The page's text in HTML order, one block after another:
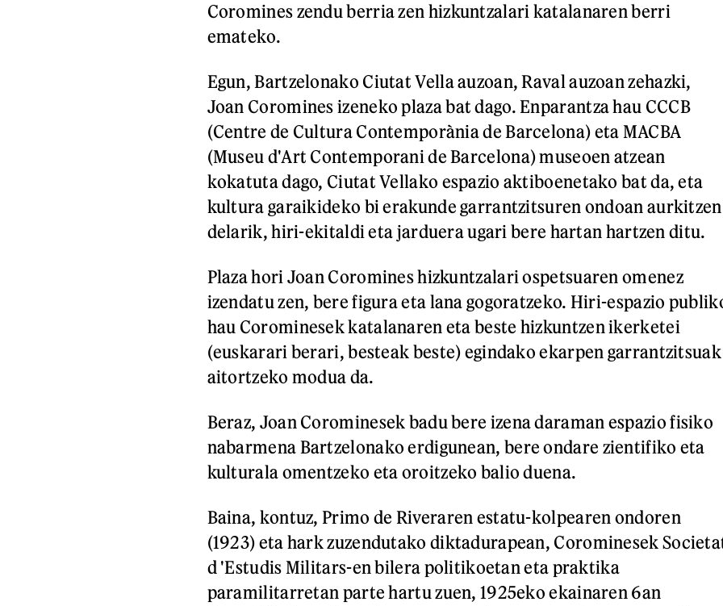
Coromines zendu berria zen hizkuntzalari katalanaren berri
emateko.
Egun, Bartzelonako Ciutat Vella auzoan, Raval auzoan zehazki,
Joan Coromines izeneko plaza bat dago. Enparantza hau CCCB
(Centre de Cultura Contemporània de Barcelona) eta MACBA
(Museu d'Art Contemporani de Barcelona) museoen atzean
kokatuta dago, Ciutat Vellako espazio aktiboenetako bat da, eta
kultura garaikideko bi erakunde garrantzitsuren ondoan aurkitzen
delarik, hiri-ekitaldi eta jarduera ugari bere hartan hartzen ditu.
Plaza hori Joan Coromines hizkuntzalari ospetsuaren omenez
izendatu zen, bere figura eta lana gogoratzeko. Hiri-espazio
hau Corominesek katalanaren eta beste hizkuntzen ikerketei
(euskarari berari, besteak beste) egindako ekarpen garrantzitsuak
aitortzeko modua da.
Beraz, Joan Corominesek badu bere izena daraman espazio fisiko
nabarmena Bartzelonako erdigunean, bere ondare zientifiko eta
kulturala omentzeko eta oroitzeko balio duena.
Baina, kontuz, Primo de Riveraren estatu-kolpearen ondoren
(1923) eta hark zuzendutako diktadurapean, Corominesek
d 'Estudis Militars-en bilera politikoetan eta praktika
paramilitarretan parte hartu zuen, 1925eko ekainaren 6an